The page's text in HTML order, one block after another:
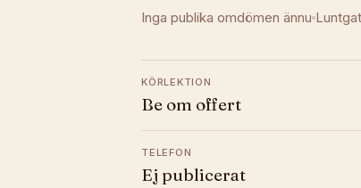
Inga publika omdömen ännu
KÖRLEKTION
Be om offert
TELEFON
Ej publicerat